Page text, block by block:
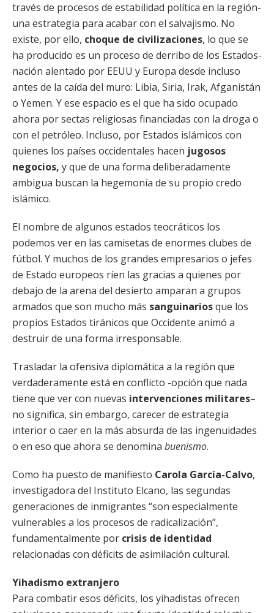
través de procesos de estabilidad política en la región-
una estrategia para acabar con el salvajismo. No
existe, por ello, choque de civilizaciones, lo que se
ha producido es un proceso de derribo de los Estados-
nación alentado por EEUU y Europa desde incluso
antes de la caída del muro: Libia, Siria, Irak, Afganistán
o Yemen. Y ese espacio es el que ha sido ocupado
ahora por sectas religiosas financiadas con la droga o
con el petróleo. Incluso, por Estados islámicos con
quienes los países occidentales hacen jugosos
negocios, y que de una forma deliberadamente
ambigua buscan la hegemonía de su propio credo
islámico.
El nombre de algunos estados teocráticos los
podemos ver en las camisetas de enormes clubes de
fútbol. Y muchos de los grandes empresarios o jefes
de Estado europeos ríen las gracias a quienes por
debajo de la arena del desierto amparan a grupos
armados que son mucho más sanguinariosque los
propios Estados tiránicos que Occidente animó a
destruir de una forma irresponsable.
Trasladar la ofensiva diplomática a la región que
verdaderamente está en conflicto -opción que nada
tiene que ver con nuevas intervenciones militares–
no significa, sin embargo, carecer de estrategia
interior o caer en la más absurda de las ingenuidades
o en eso que ahora se denomina buenismo.
Como ha puesto de manifiesto Carola García-Calvo,
investigadora del Instituto Elcano, las segundas
generaciones de inmigrantes “son especialmente
vulnerables a los procesos de radicalización”,
fundamentalmente por crisis de identidad
relacionadas con déficits de asimilación cultural.
Yihadismo extranjero
Para combatir esos déficits, los yihadistas ofrecen